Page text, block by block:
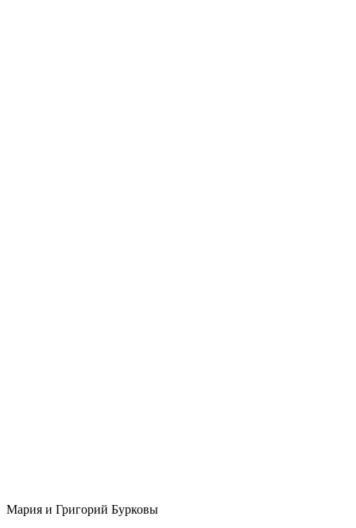
Мария и Григорий Бурковы